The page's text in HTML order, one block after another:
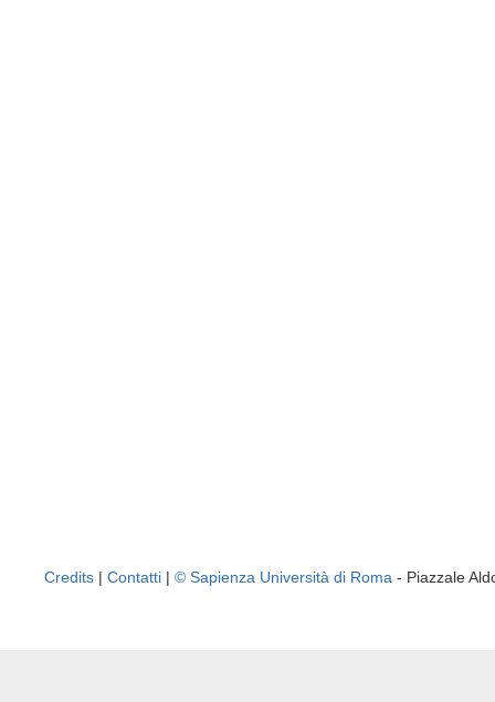
Credits | Contatti | © Sapienza Università di Roma - Piazzale